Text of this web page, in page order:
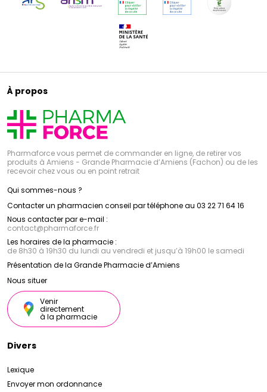
À propos
Pharmaforce vous permet de commander en ligne, de retirer vos
produits à Amiens - Grande Pharmacie d’Amiens (Fachon) ou de les
recevoir chez vous ou en point retrait
Qui sommes-nous ?
Contacter un pharmacien conseil par téléphone au 03 22 71 64 16
Nous contacter par e-mail :
contact@pharmaforce.fr
Les horaires de la pharmacie :
de 8h30 à 19h30 du lundi au vendredi et jusqu’à 19h00 le samedi
Présentation de la Grande Pharmacie d’Amiens
Nous situer
Venir
directement
à la pharmacie
Divers
Lexique
Envoyer mon ordonnance